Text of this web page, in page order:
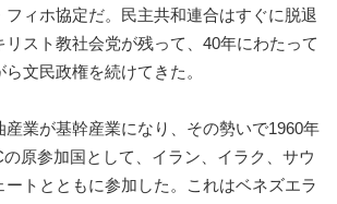
フィホ協定だ。民主共和連合はすぐに脱退
リスト教社会党が残って、40年にわたって
文民政権を続けてきた。
業が基幹産業になり、その勢いで1960年
原参加国として、イラン、イラク、サウ
ートとともに参加した。これはベネズエラ